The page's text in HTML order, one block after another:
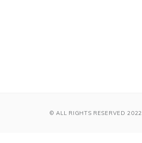
© ALL RIGHTS RESERVED 2022